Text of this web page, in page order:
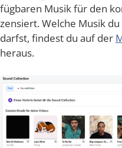
füg­ba­ren Musik für den
zen­siert. Wel­che Musik
darfst, fin­dest du auf der
heraus.